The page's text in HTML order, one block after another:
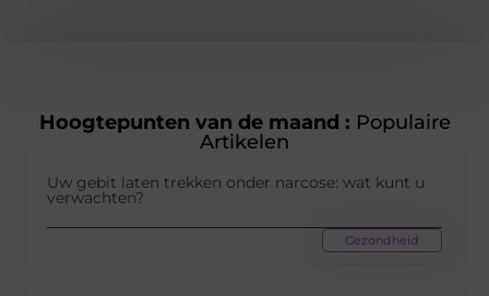
Hoogtepunten van de maand : Populaire
Artikelen
Uw gebit laten trekken onder narcose: wat kunt u
verwachten?
Gezondheid